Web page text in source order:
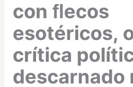
con ﬂecos
esotéricos,
crítica
descarnado